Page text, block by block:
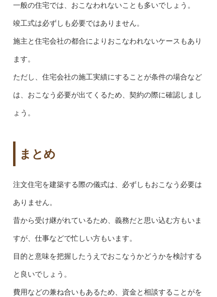
一般の住宅では、おこなわれないことも多いでしょう。
竣工式は必ずしも必要ではありません。
施主と住宅会社の都合によりおこなわれないケースもあり
ます。
ただし、住宅会社の施工実績にすることが条件の場合など
は、おこなう必要が出てくるため、契約の際に確認しまし
ょう。
まとめ
注文住宅を建築する際の儀式は、必ずしもおこなう必要は
ありません。
昔から受け継がれているため、義務だと思い込む方もいま
すが、仕事などで忙しい方もいます。
目的と意味を把握したうえでおこなうかどうかを検討する
と良いでしょう。
費用などの兼ね合いもあるため、資金と相談することがを